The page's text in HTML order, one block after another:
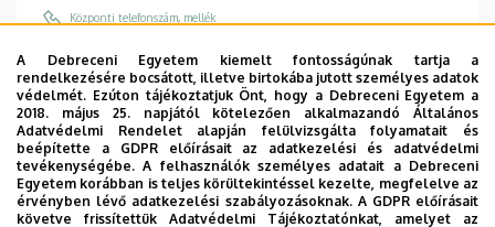
Központi telefonszám, mellék
Email
becsky.nagy.patricia@econ.unideb.hu
Cím
4032 Debrecen, Böszörményi út 138.
Épület, emelet, ajtó
A Debreceni Egyetem kiemelt fontosságúnak tartja a
rendelkezésére bocsátott, illetve birtokába jutott személyes adatok
védelmét. Ezúton tájékoztatjuk Önt, hogy a Debreceni Egyetem a
2018. május 25. napjától kötelezően alkalmazandó Általános
Adatvédelmi Rendelet alapján felülvizsgálta folyamatait és
beépítette a GDPR előírásait az adatkezelési és adatvédelmi
tevékenységébe. A felhasználók személyes adatait a Debreceni
Egyetem korábban is teljes körültekintéssel kezelte, megfelelve az
érvényben lévő adatkezelési szabályozásoknak. A GDPR előírásait
követve frissítettük Adatvédelmi Tájékoztatónkat, amelyet az